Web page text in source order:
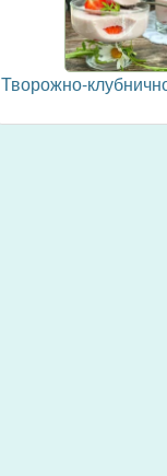
Творожно-